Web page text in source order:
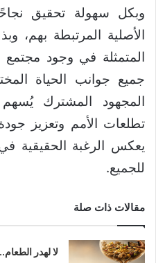
وبكل سهولة تحقيق
الأصلية المرتبطة بهم،
المتمثلة في وجود
جميع جوانب الحياة
المجهود المشترك
تطلعات الأمم وتعزيز
يعكس الرغبة الحقيقية
للجميع.
مقالات ذات صلة
لا لهدر